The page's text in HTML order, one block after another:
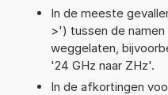
In de meeste
>') tussen de
weggelaten,
'24 GHz naar ZHz'.
In de afkortingen